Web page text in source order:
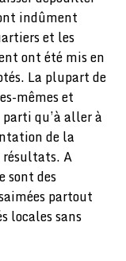
indûment
et les
ont été mis en
La plupart de
mêmes et
qu’à aller à
de la
résultats. A
sont des
partout
locales sans